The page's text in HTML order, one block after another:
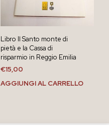
Libro Il Santo monte di
pietà e la Cassa di
risparmio in Reggio Emilia
€15,00
AGGIUNGI AL CARRELLO